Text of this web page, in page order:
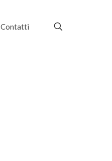
Contatti